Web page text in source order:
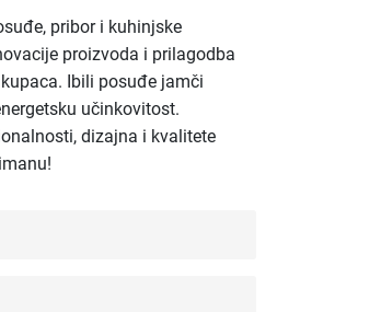
pribor i kuhinjske
proizvoda i prilagodba
Ibili posuđe jamči
učinkovitost.
dizajna i kvalitete